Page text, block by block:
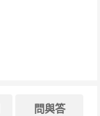
問與答